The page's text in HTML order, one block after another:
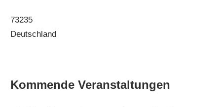
73235
Deutschland
Kommende Veranstaltungen